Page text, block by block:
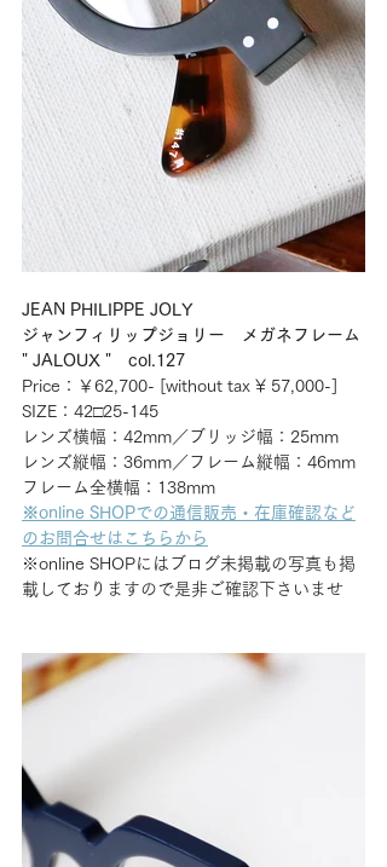
JEAN PHILIPPE JOLY
ジャンフィリップジョリー　メガネフレーム
" JALOUX "　col.127
Price：￥62,700- [without tax ¥ 57,000-]
SIZE：42□25-145
レンズ横幅：42mm／ブリッジ幅：25mm
レンズ縦幅：36mm／フレーム縦幅：46mm
フレーム全横幅：138mm
※online SHOPでの通信販売・在庫確認など
のお問合せはこちらから
※online SHOPにはブログ未掲載の写真も掲
載しておりますので是非ご確認下さいませ